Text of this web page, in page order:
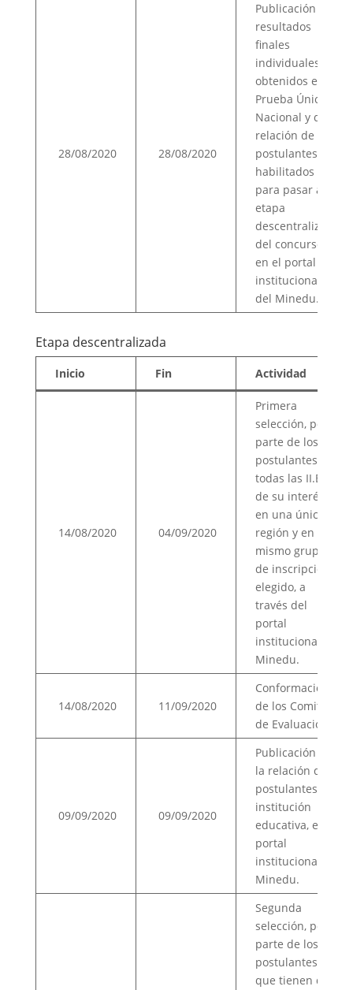
28/08/2020 28/08/2020
Publicación de
resultados
finales
individuales
obtenidos en la
Prueba Única
Nacional y de la
relación de
postulantes
habilitados
para pasar a la
etapa
descentralizada
del concurso,
en el portal
institucional
del Minedu.
Etapa descentralizada
Inicio Fin Actividad
14/08/2020 04/09/2020
Primera
selección, por
parte de los
postulantes, de
todas las II.EE.
de su interés
en una única
región y en el
mismo grupo
de inscripción
elegido, a
través del
portal
institucional del
Minedu.
14/08/2020 11/09/2020
Conformación
de los Comités
de Evaluación.
09/09/2020 09/09/2020
Publicación de
la relación de
postulantes por
institución
educativa, en el
portal
institucional del
Minedu.
Segunda
selección, por
parte de los
postulantes
que tienen dos,